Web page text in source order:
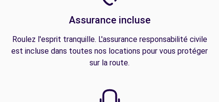
Assurance incluse
Roulez l'esprit tranquille. L'assurance responsabilité civile
est incluse dans toutes nos locations pour vous protéger
sur la route.